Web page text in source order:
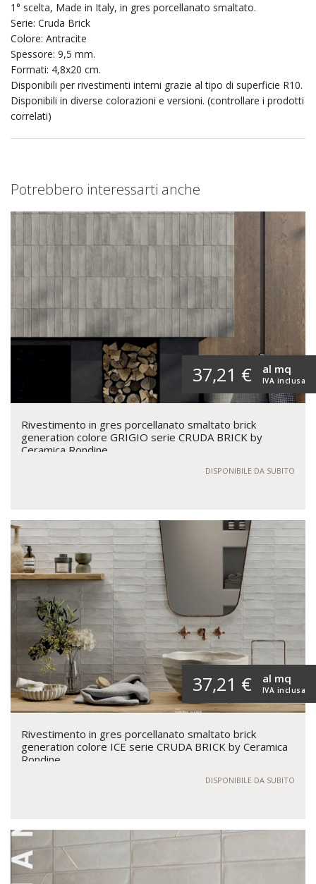
1° scelta, Made in Italy, in gres porcellanato smaltato.
Serie: Cruda Brick
Colore: Antracite
Spessore: 9,5 mm.
Formati: 4,8x20 cm.
Disponibili per rivestimenti interni grazie al tipo di superficie R10.
Disponibili in diverse colorazioni e versioni. (controllare i prodotti
correlati)
Potrebbero interessarti anche
37,21 € IVA inclusa
al mq
Rivestimento in gres porcellanato smaltato brick
generation colore GRIGIO serie CRUDA BRICK by
Ceramica Rondine
DISPONIBILE DA SUBITO
37,21 € IVA inclusa
al mq
Rivestimento in gres porcellanato smaltato brick
generation colore ICE serie CRUDA BRICK by Ceramica
Rondine
DISPONIBILE DA SUBITO